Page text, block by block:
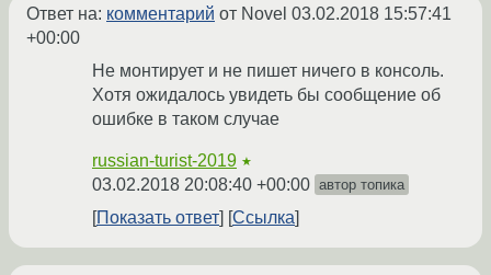
Ответ на: комментарий от Novel 03.02.2018 15:57:41
+00:00
Не монтирует и не пишет ничего в консоль.
Хотя ожидалось увидеть бы сообщение об
ошибке в таком случае
russian-turist-2019 ★
03.02.2018 20:08:40 +00:00 автор топика
Показать ответ Ссылка